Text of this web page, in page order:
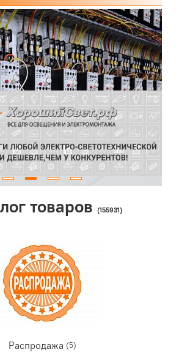
armstrong jpg
товаров (155931)
Распродажа (5)